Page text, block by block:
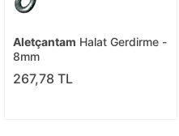
Aletçantam Halat Gerdirme -
8mm
267,78 TL